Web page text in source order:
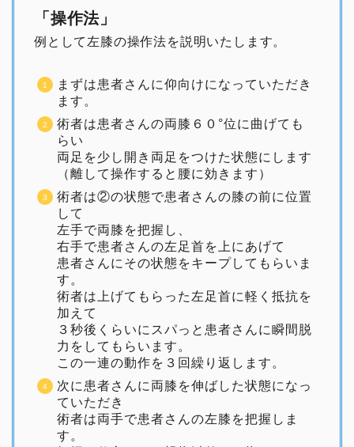
「操作法」
例として左膝の操作法を説明いたします。
まずは患者さんに仰向けになっていただき
ます。
術者は患者さんの両膝６０°位に曲げても
らい
両足を少し開き両足をつけた状態にします
（離して操作すると腰に効きます）
術者は②の状態で患者さんの膝の前に位置
して
左手で両膝を把握し、
右手で患者さんの左足首を上にあげて
患者さんにその状態をキープしてもらいま
す。
術者は上げてもらった左足首に軽く抵抗を
加えて
３秒後くらいにスパっと患者さんに瞬間脱
力をしてもらいます。
この一連の動作を３回繰り返します。
次に患者さんに両膝を伸ばした状態になっ
ていただき
術者は両手で患者さんの左膝を把握しま
す。